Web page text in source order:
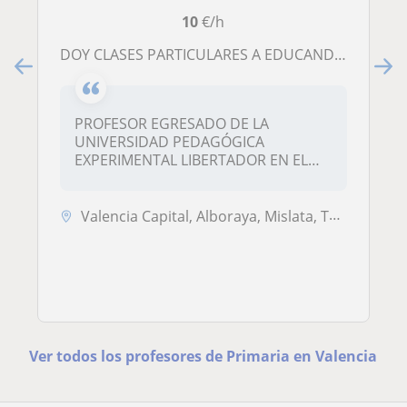
10€/h
DOY CLASES PARTICULARES A EDUCANDOS DE EDUCACIÓN PRIMARIA
PROFESOR EGRESADO DE LA
UNIVERSIDAD PEDAGÓGICA
EXPERIMENTAL LIBERTADOR EN EL
Valencia Capital, Alboraya, Mislata, Tavernes Blanques
Ver todos los profesores de Primaria en Valencia